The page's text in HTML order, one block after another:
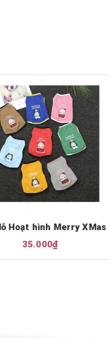
Hoạt hình Merry XMas
35.000₫